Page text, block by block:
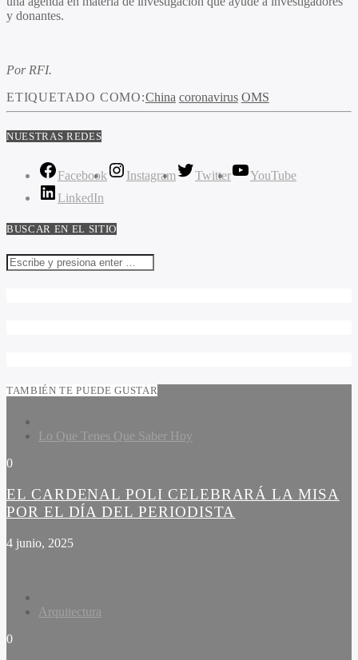
y donantes.
Por RFI.
ETIQUETADO COMO:China coronavirus OMS
NUESTRAS REDES
Facebook Instagram Twitter
YouTube
LinkedIn
BUSCAR EN EL SITIO
TAMBIÉN TE PUEDE GUSTAR
Lo Que Tenes Que Saber Hoy
0
EL CARDENAL POLI CELEBRARÁ LA MISA
POR EL DÍA DEL PERIODISTA
4 junio, 2025
Arquitectura
0